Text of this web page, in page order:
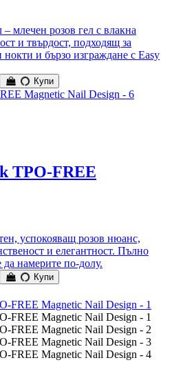
млечен розов гел с влакна
и твърдост, подходящ за
и бързо изграждане с Easy
Купи
TPO-FREE
успокояващ розов нюанс,
и елегантност. Пълно
намерите по-долу.
Купи